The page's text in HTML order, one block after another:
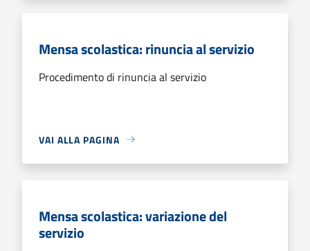
Mensa scolastica: rinuncia al servizio
Procedimento di rinuncia al servizio
VAI ALLA PAGINA
Mensa scolastica: variazione del
servizio